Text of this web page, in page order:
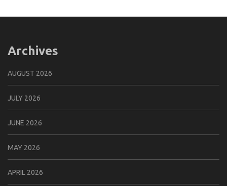
Archives
AUGUST 2026
JULY 2026
JUNE 2026
MAY 2026
APRIL 2026